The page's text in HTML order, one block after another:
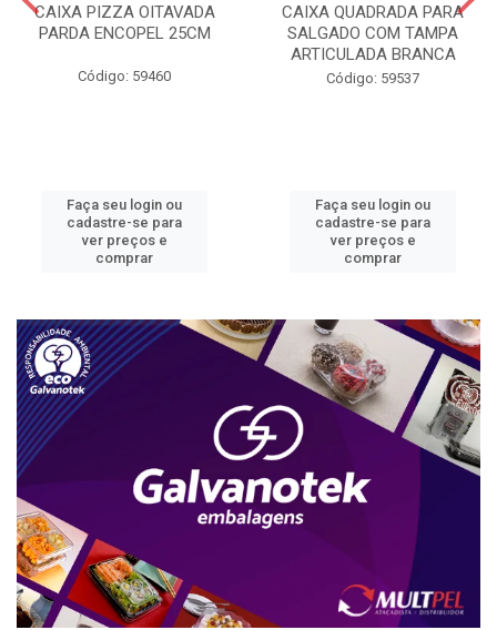
CAIXA PIZZA OITAVADA
PARDA ENCOPEL 25CM
Código: 59460
Faça seu login ou
cadastre-se para
ver preços e
comprar
CAIXA QUADRADA PARA
SALGADO COM TAMPA
ARTICULADA BRANCA
Código: 59537
Faça seu login ou
cadastre-se para
ver preços e
comprar